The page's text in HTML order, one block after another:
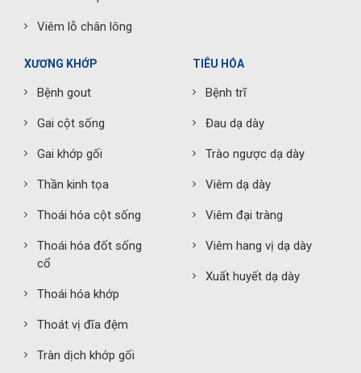
Viêm lỗ chân lông
XƯƠNG KHỚP
Bệnh gout
Gai cột sống
Gai khớp gối
Thần kinh tọa
Thoái hóa cột sống
Thoái hóa đốt sống
cổ
Thoái hóa khớp
Thoát vị đĩa đệm
Tràn dịch khớp gối
TIÊU HÓA
Bệnh trĩ
Đau dạ dày
Trào ngược dạ dày
Viêm dạ dày
Viêm đại tràng
Viêm hang vị dạ dày
Xuất huyết dạ dày